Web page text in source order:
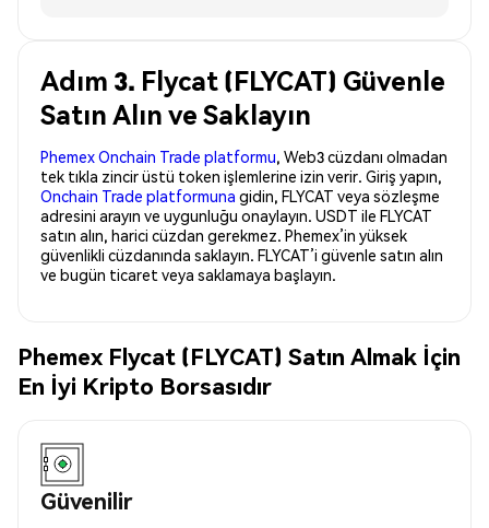
Adım 3. Flycat (FLYCAT) Güvenle
Satın Alın ve Saklayın
Phemex Onchain Trade platformu, Web3 cüzdanı olmadan
tek tıkla zincir üstü token işlemlerine izin verir. Giriş yapın,
Onchain Trade platformuna gidin, FLYCAT veya sözleşme
adresini arayın ve uygunluğu onaylayın. USDT ile FLYCAT
satın alın, harici cüzdan gerekmez. Phemex’in yüksek
güvenlikli cüzdanında saklayın. FLYCAT’i güvenle satın alın
ve bugün ticaret veya saklamaya başlayın.
Phemex Flycat (FLYCAT) Satın Almak İçin
En İyi Kripto Borsasıdır
Güvenilir